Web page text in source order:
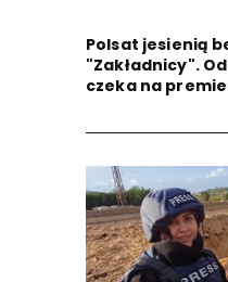
Polsat jesienią
"Zakładnicy".
czeka na